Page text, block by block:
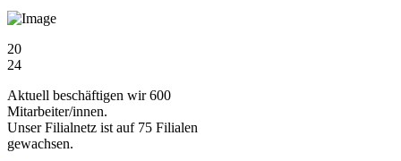
20
24
Aktuell beschäftigen wir 600
Mitarbeiter/innen.
Unser Filialnetz ist auf 75 Filialen
gewachsen.